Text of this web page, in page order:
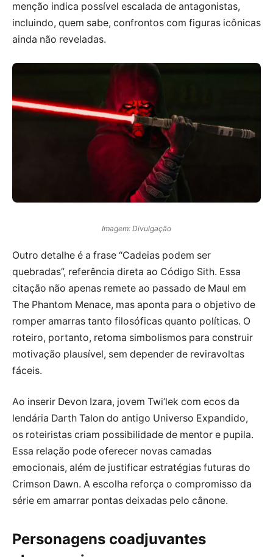
menção indica possível escalada de antagonistas,
incluindo, quem sabe, confrontos com figuras icônicas
ainda não reveladas.
Imagem: Divulgação
Outro detalhe é a frase “Cadeias podem ser
quebradas”, referência direta ao Código Sith. Essa
citação não apenas remete ao passado de Maul em
The Phantom Menace, mas aponta para o objetivo de
romper amarras tanto filosóficas quanto políticas. O
roteiro, portanto, retoma simbolismos para construir
motivação plausível, sem depender de reviravoltas
fáceis.
Ao inserir Devon Izara, jovem Twi’lek com ecos da
lendária Darth Talon do antigo Universo Expandido,
os roteiristas criam possibilidade de mentor e pupila.
Essa relação pode oferecer novas camadas
emocionais, além de justificar estratégias futuras do
Crimson Dawn. A escolha reforça o compromisso da
série em amarrar pontas deixadas pelo cânone.
Personagens coadjuvantes